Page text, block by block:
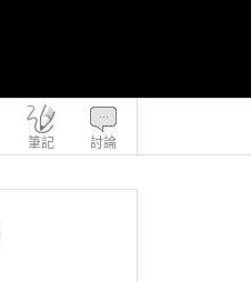
筆記 討論